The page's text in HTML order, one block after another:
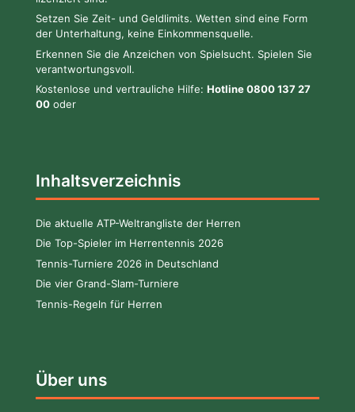
Setzen Sie Zeit- und Geldlimits. Wetten sind eine Form
der Unterhaltung, keine Einkommensquelle.
Erkennen Sie die Anzeichen von Spielsucht. Spielen Sie
verantwortungsvoll.
Kostenlose und vertrauliche Hilfe: Hotline 0800 137 27
00 oder
Inhaltsverzeichnis
Die aktuelle ATP-Weltrangliste der Herren
Die Top-Spieler im Herrentennis 2026
Tennis-Turniere 2026 in Deutschland
Die vier Grand-Slam-Turniere
Tennis-Regeln für Herren
Über uns